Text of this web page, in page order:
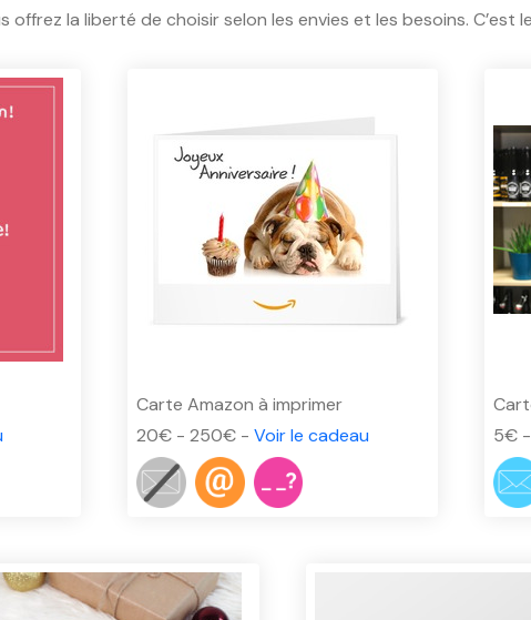
offrez la liberté de choisir selon les envies et les besoins. C’est
Carte Amazon à imprimer
20€ - 250€ - Voir le cadeau
5€